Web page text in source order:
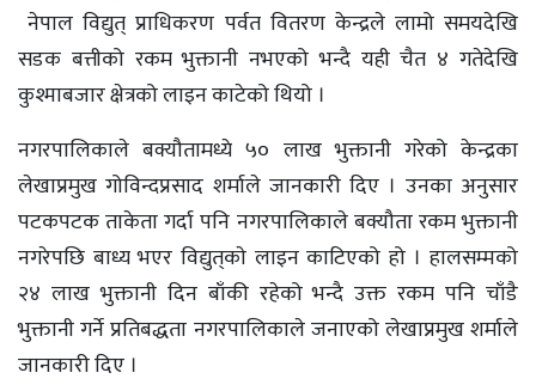
नेपाल विद्युत् प्राधिकरण पर्वत वितरण केन्द्रले लामो समयदेखि
सडक बत्तीको रकम भुक्तानी नभएको भन्दै यही चैत ४ गतेदेखि
कुश्माबजार क्षेत्रको लाइन काटेको थियो ।
नगरपालिकाले बक्यौतामध्ये ५० लाख भुक्तानी गरेको केन्द्रका
लेखाप्रमुख गोविन्दप्रसाद शर्माले जानकारी दिए । उनका अनुसार
पटकपटक ताकेता गर्दा पनि नगरपालिकाले बक्यौता रकम भुक्तानी
नगरेपछि बाध्य भएर विद्युत्‌काे लाइन काटिएको हो । हालसम्मको
२४ लाख भुक्तानी दिन बाँकी रहेको भन्दै उक्त रकम पनि चाँडै
भुक्तानी गर्ने प्रतिबद्धता नगरपालिकाले जनाएको लेखाप्रमुख शर्माले
जानकारी दिए ।